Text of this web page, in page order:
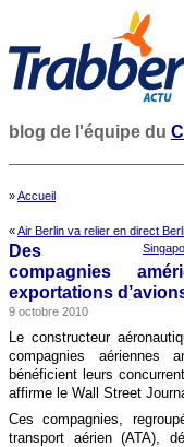
blog de l'équipe du
»Accueil
«Air Berlin va relier en direct
Des
compagnies
exportations
9 octobre 2010
Le constructeur
compagnies aériennes
bénéficient leurs
affirme le Wall Street
Ces compagnies,
transport aérien (ATA),